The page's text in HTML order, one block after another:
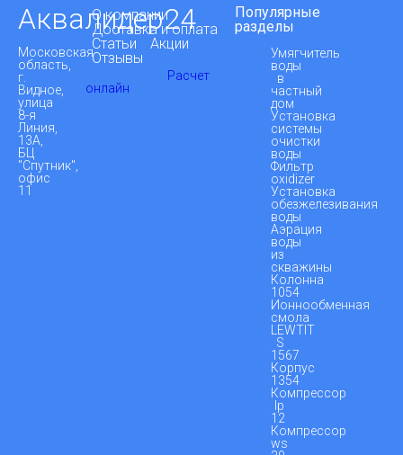
Аквалидер24
Московская
область,
г.
Видное,
улица
8-я
Линия,
13А,
БЦ
"Спутник",
офис
11
О компании
Доставка и оплата
Статьи
Акции
Отзывы
Расчет
онлайн
Популярные
разделы
Умягчитель
воды
в
частный
дом
Установка
системы
очистки
воды
Фильтр
oxidizer
Установка
обезжелезивания
воды
Аэрация
воды
из
скважины
Колонна
1054
Ионнообменная
смола
LEWTIT
S
1567
Корпус
1354
Компрессор
lp
12
Компрессор
ws